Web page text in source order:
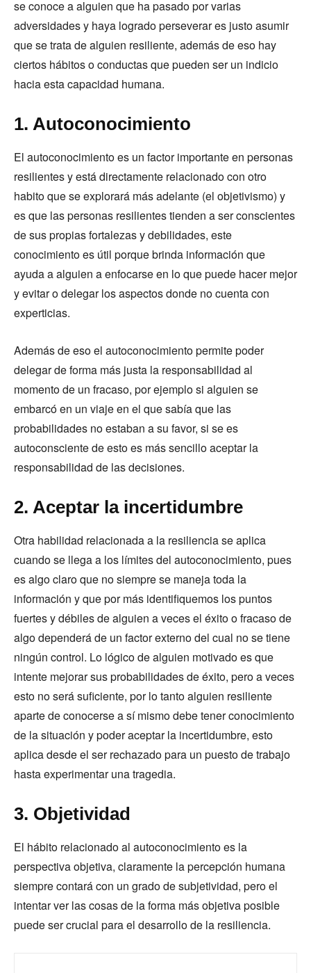
se conoce a alguien que ha pasado por varias
adversidades y haya logrado perseverar es justo asumir
que se trata de alguien resiliente, además de eso hay
ciertos hábitos o conductas que pueden ser un indicio
hacia esta capacidad humana.
1. Autoconocimiento
El autoconocimiento es un factor importante en personas
resilientes y está directamente relacionado con otro
habito que se explorará más adelante (el objetivismo) y
es que las personas resilientes tienden a ser conscientes
de sus propias fortalezas y debilidades, este
conocimiento es útil porque brinda información que
ayuda a alguien a enfocarse en lo que puede hacer mejor
y evitar o delegar los aspectos donde no cuenta con
experticias.
Además de eso el autoconocimiento permite poder
delegar de forma más justa la responsabilidad al
momento de un fracaso, por ejemplo si alguien se
embarcó en un viaje en el que sabía que las
probabilidades no estaban a su favor, si se es
autoconsciente de esto es más sencillo aceptar la
responsabilidad de las decisiones.
2. Aceptar la incertidumbre
Otra habilidad relacionada a la resiliencia se aplica
cuando se llega a los límites del autoconocimiento, pues
es algo claro que no siempre se maneja toda la
información y que por más identifiquemos los puntos
fuertes y débiles de alguien a veces el éxito o fracaso de
algo dependerá de un factor externo del cual no se tiene
ningún control. Lo lógico de alguien motivado es que
intente mejorar sus probabilidades de éxito, pero a veces
esto no será suficiente, por lo tanto alguien resiliente
aparte de conocerse a sí mismo debe tener conocimiento
de la situación y poder aceptar la incertidumbre, esto
aplica desde el ser rechazado para un puesto de trabajo
hasta experimentar una tragedia.
3. Objetividad
El hábito relacionado al autoconocimiento es la
perspectiva objetiva, claramente la percepción humana
siempre contará con un grado de subjetividad, pero el
intentar ver las cosas de la forma más objetiva posible
puede ser crucial para el desarrollo de la resiliencia.